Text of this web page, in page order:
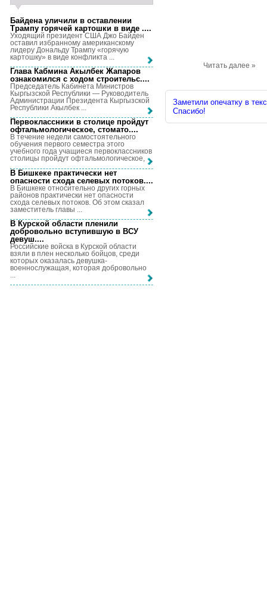
Читать далее »
Заметили опечатку в
Спасибо!
Байдена уличили в оставлении
Трампу горячей картошки в виде ....
Уходящий президент США Джо Байден
оставил избранному американскому
лидеру Дональду Трампу «горячую
картошку» в виде конфликта ...
Глава Кабмина Акылбек Жапаров
ознакомился с ходом строительс....
Председатель Кабинета Министров
Кыргызской Республики — Руководитель
Администрации Президента Кыргызской
Республики Акылбек ...
Первоклассники в столице пройдут
офтальмологическое, стомато....
В течение недели самостоятельного
обучения первого семестра этого
учебного года учащиеся первоклассников
столицы пройдут офтальмологическое, ...
В Бишкеке практически нет
опасности схода селевых потоков....
В Бишкеке относительно других горных
районов практически нет опасности
схода селевых потоков. Об этом сказал
заместитель главы ...
В Курской области пленили
добровольно вступившую в ВСУ
девуш....
Российские войска в Курской области
взяли в плен несколько бойцов, среди
которых оказалась девушка-
военнослужащая, которая добровольно
...